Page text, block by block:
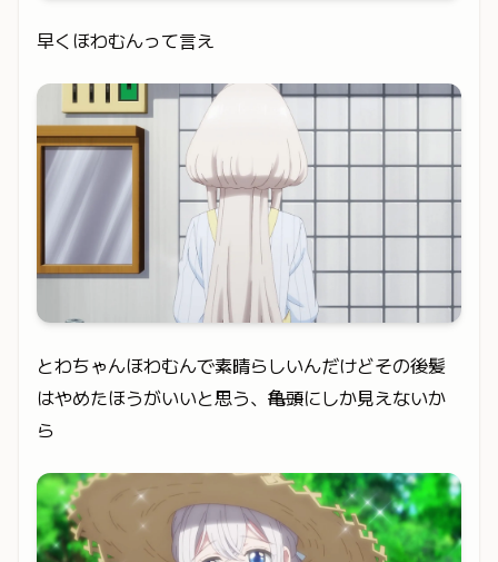
早くほわむんって言え
とわちゃんほわむんで素晴らしいんだけどその後髪
はやめたほうがいいと思う、 亀頭にしか見えないか
ら